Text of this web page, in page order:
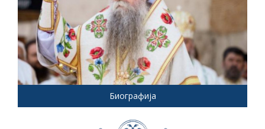
Биографија